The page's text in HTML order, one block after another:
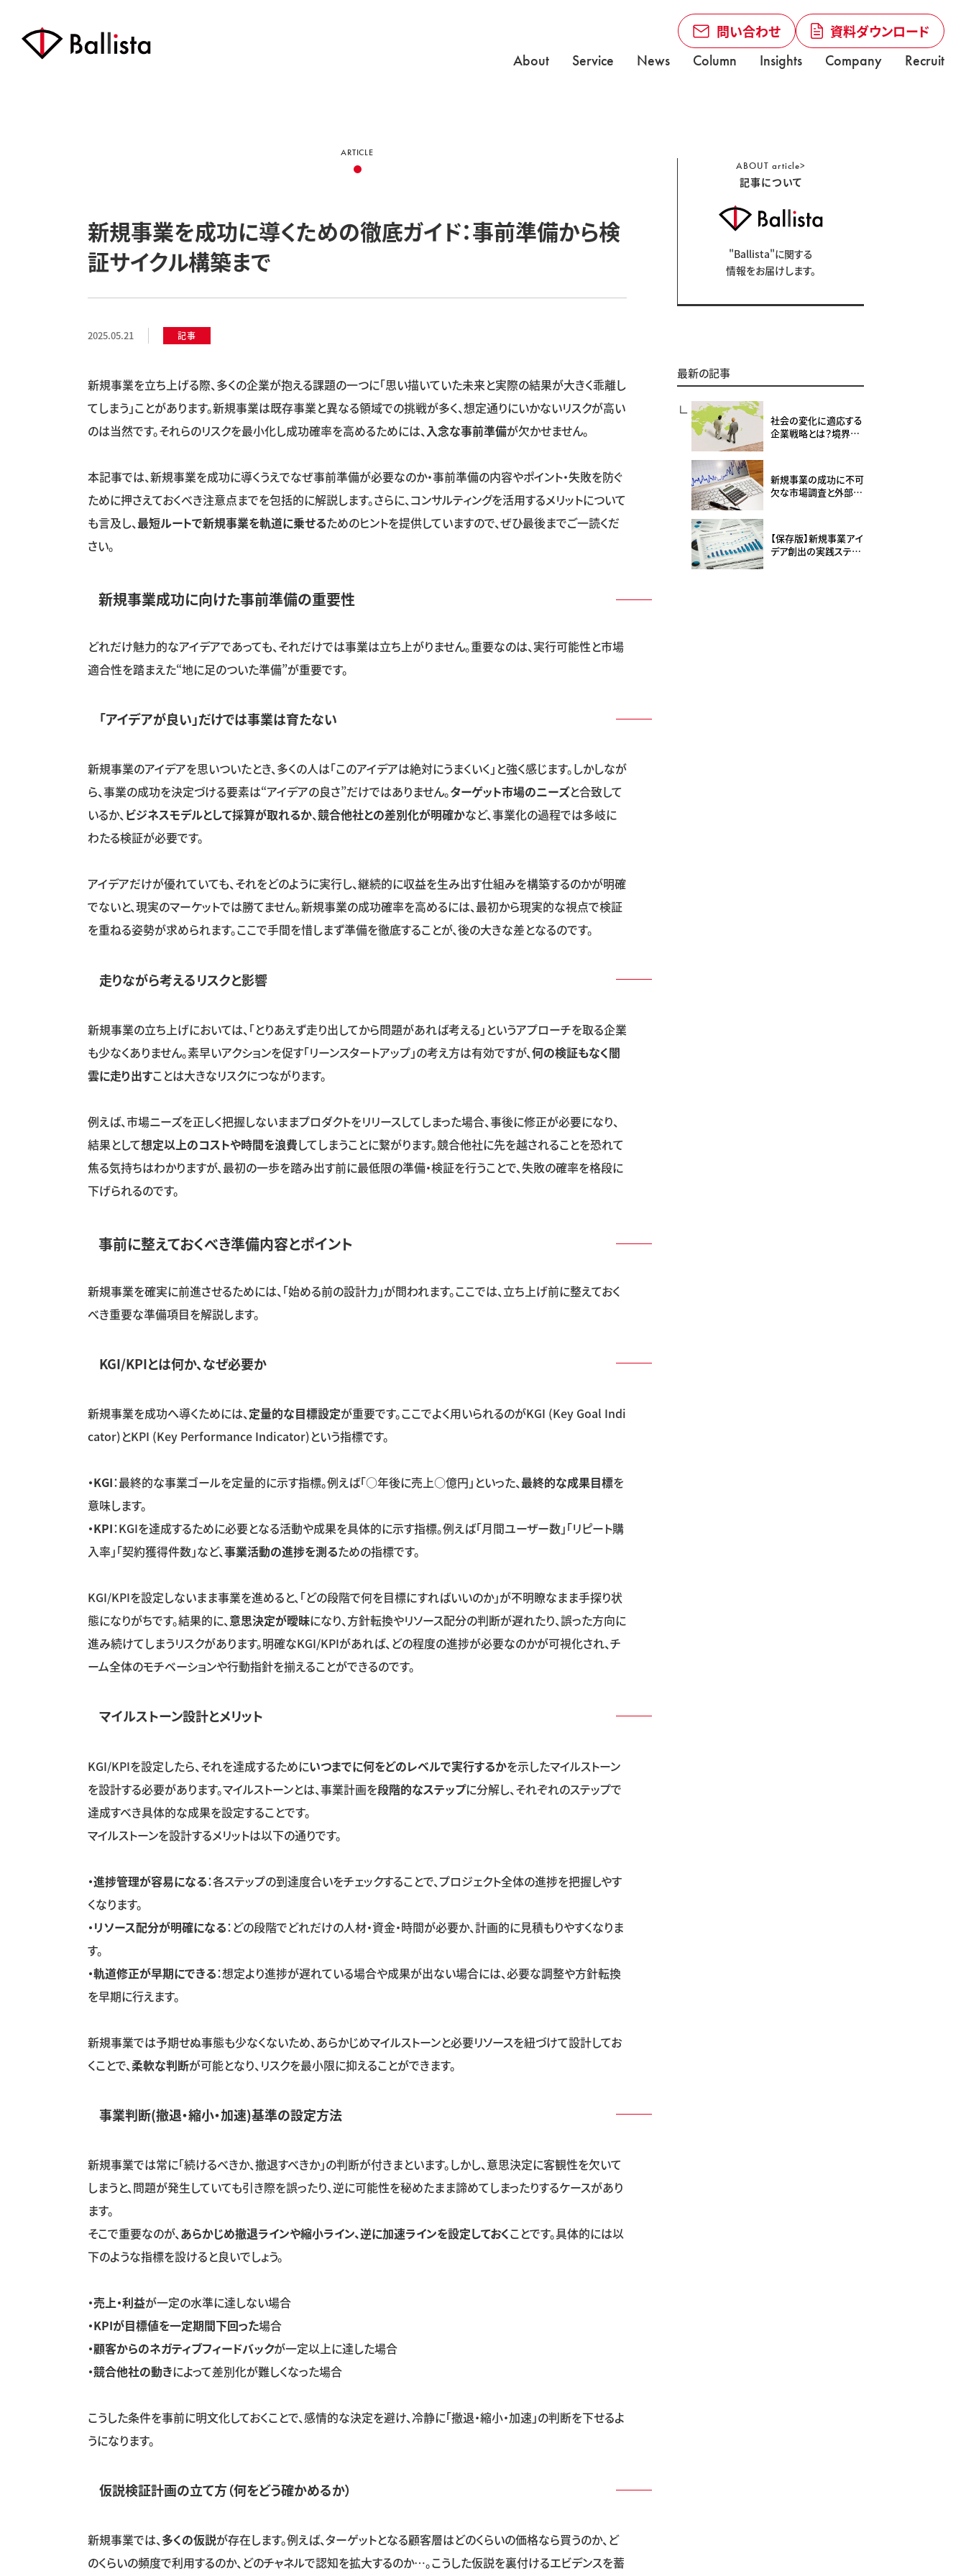
About Service News Column Insights Company Recruit
問い合わせ 資料ダウンロード
新規事業を成功に導くための徹底ガイド：事前準備から検
証サイクル構築まで
ARTICLE
2025.05.21 記事
新規事業を立ち上げる際、多くの企業が抱える課題の一つに「思い描いていた未来と実際の結果が大きく乖離し
てしまう」ことがあります。新規事業は既存事業と異なる領域での挑戦が多く、想定通りにいかないリスクが高い
のは当然です。それらのリスクを最小化し成功確率を高めるためには、入念な事前準備が欠かせません。
本記事では、新規事業を成功に導くうえでなぜ事前準備が必要なのか・事前準備の内容やポイント・失敗を防ぐ
ために押さえておくべき注意点までを包括的に解説します。さらに、コンサルティングを活用するメリットについて
も言及し、最短ルートで新規事業を軌道に乗せるためのヒントを提供していますので、ぜひ最後までご一読くだ
さい。
新規事業成功に向けた事前準備の重要性
どれだけ魅力的なアイデアであっても、それだけでは事業は立ち上がりません。重要なのは、実行可能性と市場
適合性を踏まえた“地に足のついた準備”が重要です。
「アイデアが良い」だけでは事業は育たない
新規事業のアイデアを思いついたとき、多くの人は「このアイデアは絶対にうまくいく」と強く感じます。しかしなが
ら、事業の成功を決定づける要素は“アイデアの良さ”だけではありません。ターゲット市場のニーズと合致して
いるか、 ビジネスモデルとして採算が取れるか、競合他社との差別化が明確かなど、事業化の過程では多岐に
わたる検証が必要です。
アイデアだけが優れていても、それをどのように実行し、継続的に収益を生み出す仕組みを構築するのかが明確
でないと、現実のマーケットでは勝てません。新規事業の成功確率を高めるには、最初から現実的な視点で検証
を重ねる姿勢が求められます。ここで手間を惜しまず準備を徹底することが、後の大きな差となるのです。
走りながら考えるリスクと影響
新規事業の立ち上げにおいては、「とりあえず走り出してから問題があれば考える」というアプローチを取る企業
も少なくありません。素早いアクションを促す「リーンスタートアップ」の考え方は有効ですが、何の検証もなく闇
雲に走り出すことは大きなリスクにつながります。
例えば、市場ニーズを正しく把握しないままプロダクトをリリースしてしまった場合、事後に修正が必要になり、
結果として想定以上のコストや時間を浪費してしまうことに繋がります。競合他社に先を越されることを恐れて
焦る気持ちはわかりますが、最初の一歩を踏み出す前に最低限の準備・検証を行うことで、失敗の確率を格段に
下げられるのです。
事前に整えておくべき準備内容とポイント
新規事業を確実に前進させるためには、「始める前の設計力」が問われます。ここでは、立ち上げ前に整えておく
べき重要な準備項目を解説します。
KGI/KPIとは何か、なぜ必要か
新規事業を成功へ導くためには、定量的な目標設定が重要です。ここでよく用いられるのがKGI (Key Goal Indi
cator)とKPI (Key Performance Indicator)という指標です。
・KGI：最終的な事業ゴールを定量的に示す指標。例えば「○年後に売上○億円」といった、最終的な成果目標を
意味します。
・KPI：KGIを達成するために必要となる活動や成果を具体的に示す指標。例えば「月間ユーザー数」「リピート購
入率」「契約獲得件数」など、事業活動の進捗を測るための指標です。
KGI/KPIを設定しないまま事業を進めると、「どの段階で何を目標にすればいいのか」が不明瞭なまま手探り状
態になりがちです。結果的に、意思決定が曖昧になり、方針転換やリソース配分の判断が遅れたり、誤った方向に
進み続けてしまうリスクがあります。明確なKGI/KPIがあれば、どの程度の進捗が必要なのかが可視化され、チ
ーム全体のモチベーションや行動指針を揃えることができるのです。
マイルストーン設計とメリット
KGI/KPIを設定したら、それを達成するためにいつまでに何をどのレベルで実行するかを示したマイルストーン
を設計する必要があります。マイルストーンとは、事業計画を段階的なステップに分解し、それぞれのステップで
達成すべき具体的な成果を設定することです。
マイルストーンを設計するメリットは以下の通りです。
・進捗管理が容易になる：各ステップの到達度合いをチェックすることで、プロジェクト全体の進捗を把握しやす
くなります。
・リソース配分が明確になる：どの段階でどれだけの人材・資金・時間が必要か、計画的に見積もりやすくなりま
す。
・軌道修正が早期にできる：想定より進捗が遅れている場合や成果が出ない場合には、必要な調整や方針転換
を早期に行えます。
新規事業では予期せぬ事態も少なくないため、あらかじめマイルストーンと必要リソースを紐づけて設計してお
くことで、 柔軟な判断が可能となり、リスクを最小限に抑えることができます。
事業判断(撤退・縮小・加速)基準の設定方法
新規事業では常に「続けるべきか、撤退すべきか」の判断が付きまといます。しかし、意思決定に客観性を欠いて
しまうと、問題が発生していても引き際を誤ったり、逆に可能性を秘めたまま諦めてしまったりするケースがあり
ます。
そこで重要なのが、あらかじめ撤退ラインや縮小ライン、逆に加速ラインを設定しておくことです。具体的には以
下のような指標を設けると良いでしょう。
・売上・利益が一定の水準に達しない場合
・KPIが目標値を一定期間下回った場合
・顧客からのネガティブフィードバックが一定以上に達した場合
・競合他社の動きによって差別化が難しくなった場合
こうした条件を事前に明文化しておくことで、感情的な決定を避け、冷静に「撤退・縮小・加速」の判断を下せるよ
うになります。
仮説検証計画の立て方（何をどう確かめるか）
新規事業では、多くの仮説が存在します。例えば、ターゲットとなる顧客層はどのくらいの価格なら買うのか、ど
のくらいの頻度で利用するのか、どのチャネルで認知を拡大するのか…。こうした仮説を裏付けるエビデンスを蓄
ABOUTarticle>
記事について
"Ballista"に関する
情報をお届けします。
最新の記事
社会の変化に適応する
企業戦略とは？境界が
新規事業の成功に不可
欠な市場調査と外部環
【保存版】新規事業アイ
デア創出の実践ステッ